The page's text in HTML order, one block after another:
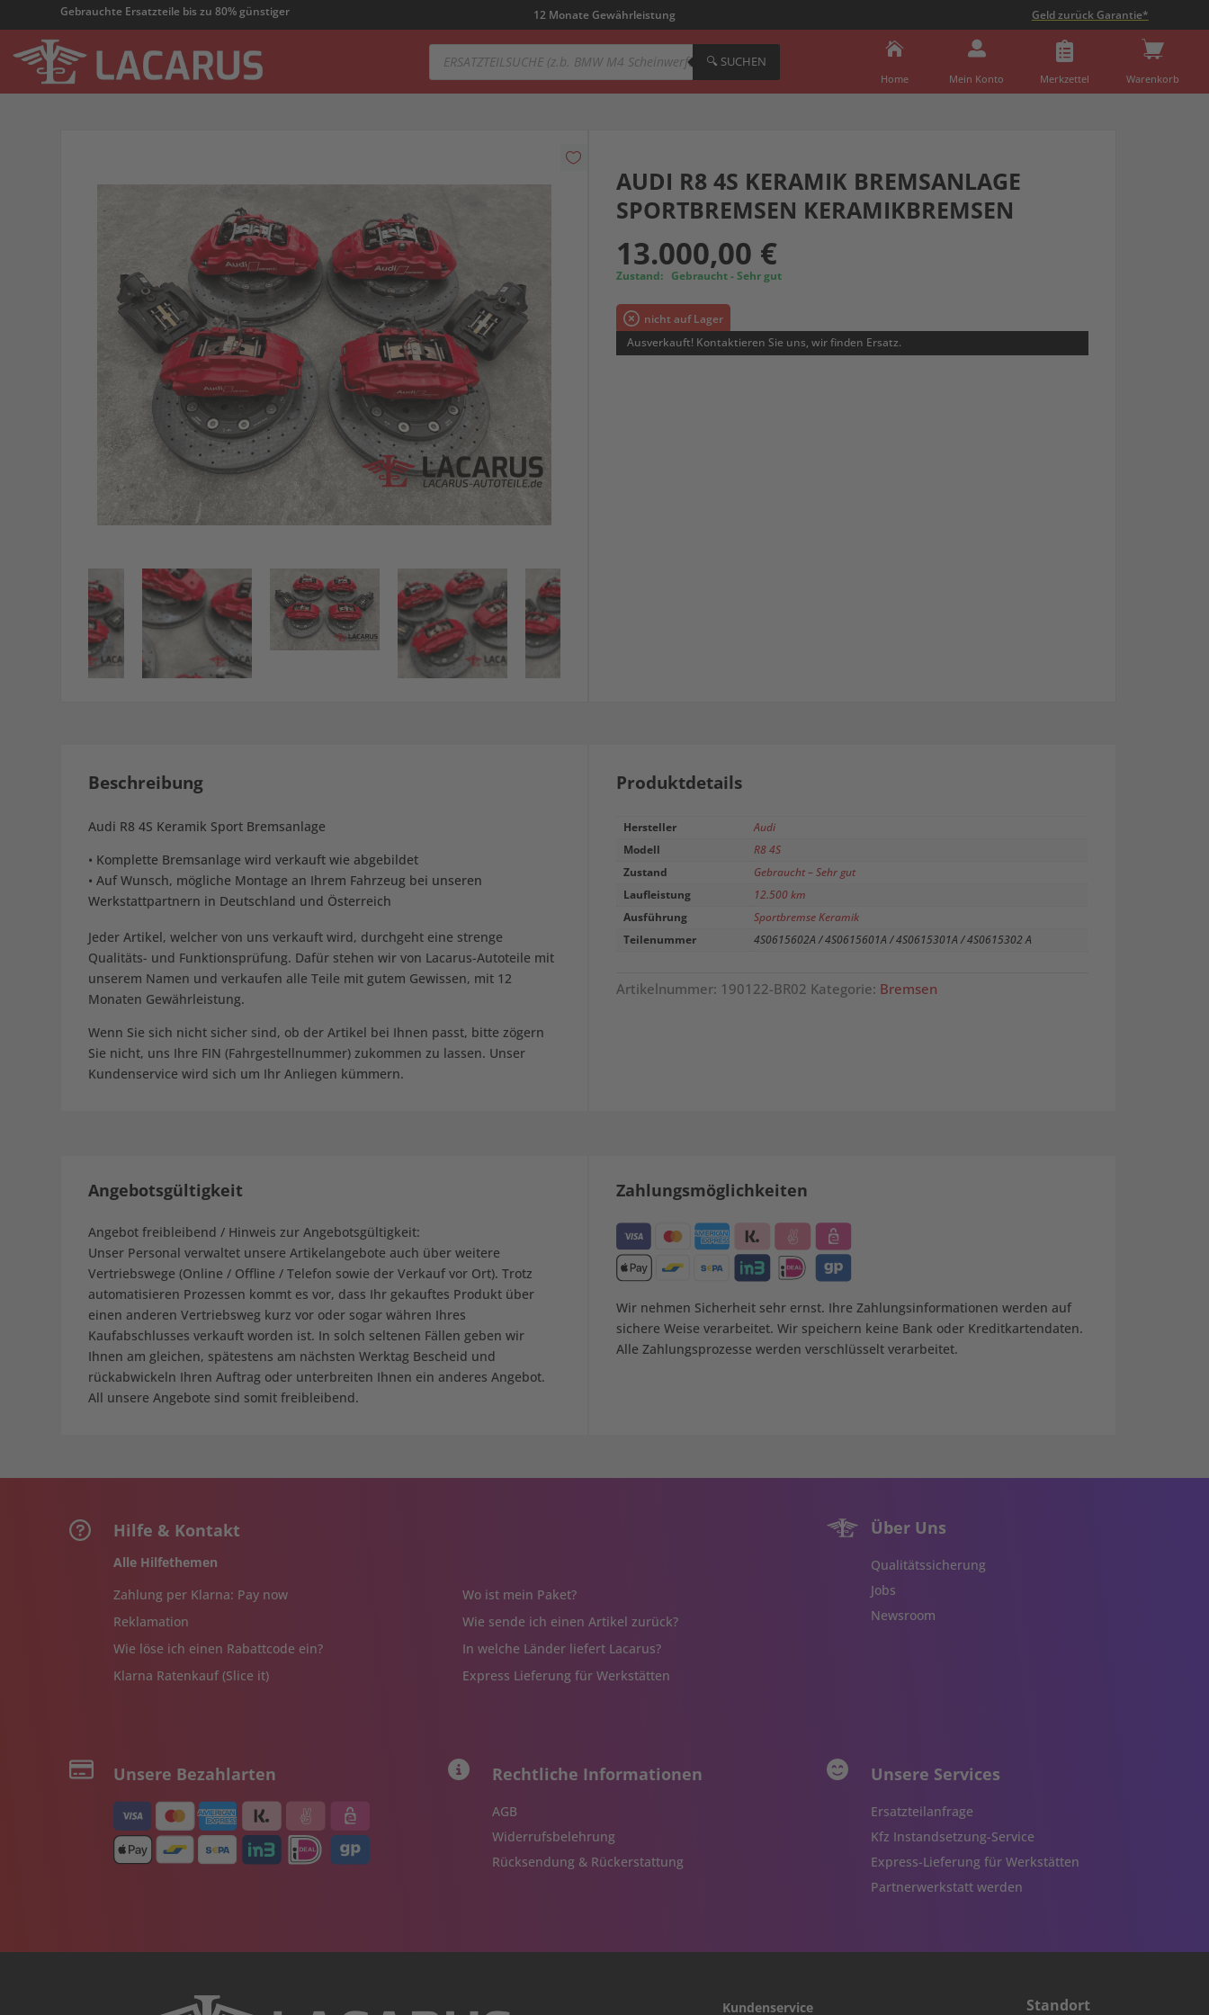
Gebrauchte Ersatzteile bis zu 80% günstiger 12 Monate Gewährleistung Geld zurück Garantie*
Products
search 🔍︎ SUCHEN

Home

Mein Konto

Merkzettel Warenkorb
AUDI R8 4S KERAMIK BREMSANLAGE
SPORTBREMSEN KERAMIKBREMSEN
13.000,00 €
Zustand: Gebraucht - Sehr gut
nicht auf Lager
Ausverkauft! Kontaktieren Sie uns, wir finden Ersatz.
Beschreibung
Audi R8 4S Keramik Sport Bremsanlage
• Komplette Bremsanlage wird verkauft wie abgebildet
• Auf Wunsch, mögliche Montage an Ihrem Fahrzeug bei unseren
Werkstattpartnern in Deutschland und Österreich
Jeder Artikel, welcher von uns verkauft wird, durchgeht eine strenge
Qualitäts- und Funktionsprüfung. Dafür stehen wir von Lacarus-Autoteile mit
unserem Namen und verkaufen alle Teile mit gutem Gewissen, mit 12
Monaten Gewährleistung.
Wenn Sie sich nicht sicher sind, ob der Artikel bei Ihnen passt, bitte zögern
Sie nicht, uns Ihre FIN (Fahrgestellnummer) zukommen zu lassen. Unser
Kundenservice wird sich um Ihr Anliegen kümmern.
Produktdetails
Hersteller
Audi
Modell
R8 4S
Zustand
Gebraucht – Sehr gut
Laufleistung
12.500 km
Ausführung
Sportbremse Keramik
Teilenummer
4S0615602A / 4S0615601A / 4S0615301A / 4S0615302 A
Artikelnummer: 190122-BR02 Kategorie: Bremsen
Angebotsgültigkeit
Angebot freibleibend / Hinweis zur Angebotsgültigkeit:
Unser Personal verwaltet unsere Artikelangebote auch über weitere
Vertriebswege (Online / Offline / Telefon sowie der Verkauf vor Ort). Trotz
automatisieren Prozessen kommt es vor, dass Ihr gekauftes Produkt über
einen anderen Vertriebsweg kurz vor oder sogar währen Ihres
Kaufabschlusses verkauft worden ist. In solch seltenen Fällen geben wir
Ihnen am gleichen, spätestens am nächsten Werktag Bescheid und
rückabwickeln Ihren Auftrag oder unterbreiten Ihnen ein anderes Angebot.
All unsere Angebote sind somit freibleibend.
Zahlungsmöglichkeiten
Wir nehmen Sicherheit sehr ernst. Ihre Zahlungsinformationen werden auf
sichere Weise verarbeitet. Wir speichern keine Bank oder Kreditkartendaten.
Alle Zahlungsprozesse werden verschlüsselt verarbeitet.
Hilfe & Kontakt
Alle Hilfethemen
Zahlung per Klarna: Pay now
Wo ist mein Paket?
Reklamation
Wie sende ich einen Artikel zurück?
Wie löse ich einen Rabattcode ein?
In welche Länder liefert Lacarus?
Klarna Ratenkauf (Slice it)
Express Lieferung für Werkstätten
Über Uns
Qualitätssicherung
Jobs
Newsroom
Unsere Bezahlarten Rechtliche Informationen
AGB
Widerrufsbelehrung
Rücksendung & Rückerstattung
Unsere Services
Ersatzteilanfrage
Kfz Instandsetzung-Service
Express-Lieferung für Werkstätten
Partnerwerkstatt werden
Kundenservice Standort